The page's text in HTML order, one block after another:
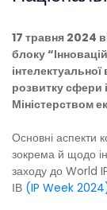
17 травня 2024
блоку
інтелектуальної
розвитку сфери
Міністерством
Основні аспекти
зокрема й щодо
заходу до World
ІВ (IP Week